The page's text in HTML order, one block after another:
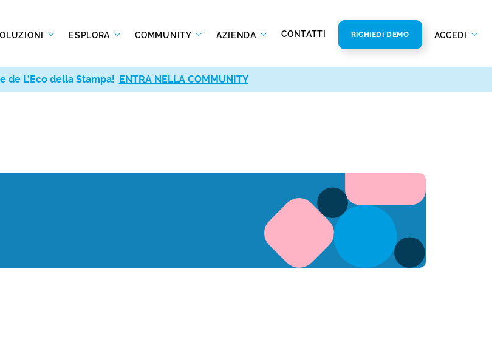
ESPLORA COMMUNITY AZIENDA CONTATTI RICHIEDI DEMO ACCEDI
de L’Eco della Stampa! ENTRA NELLA COMMUNITY